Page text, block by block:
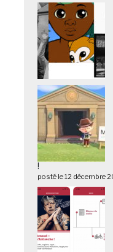
!
posté le 12 décembre